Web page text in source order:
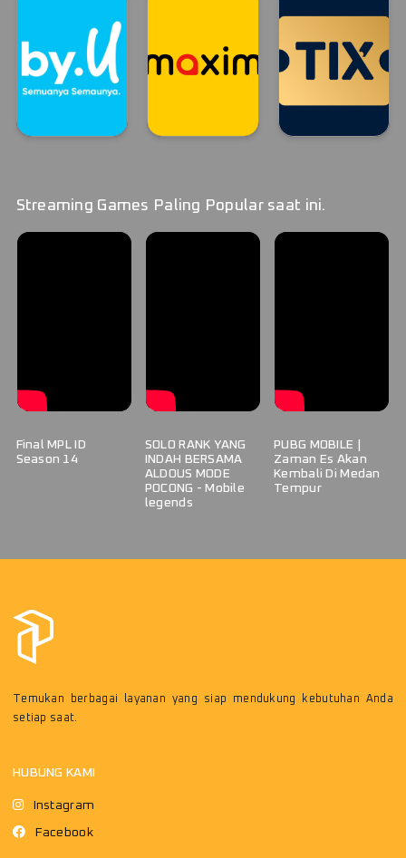
Streaming Games Paling Popular saat ini.
Final MPL ID
Season 14
SOLO RANK YANG
INDAH BERSAMA
ALDOUS MODE
POCONG - Mobile
legends
PUBG MOBILE |
Zaman Es Akan
Kembali Di Medan
Tempur
Temukan berbagai layanan yang siap mendukung kebutuhan Anda
setiap saat.
HUBUNG KAMI
Instagram
Facebook